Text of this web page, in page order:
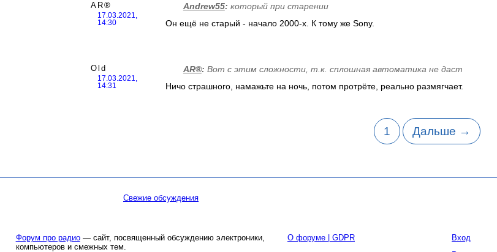
AR®
17.03.2021,
14:30
Andrew55: который при старении
Он ещё не старый - начало 2000-х. К тому же Sony.
Old
17.03.2021,
14:31
AR®: Вот с этим сложности, т.к. сплошная автоматика не даст
Ничо страшного, намажьте на ночь, потом протрёте, реально размягчает.
1 Дальше →
Свежие обсуждения
Форум про радио— сайт, посвященный обсуждению электроники,
компьютеров и смежных тем.
О форуме | GDPR
Вход